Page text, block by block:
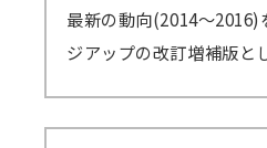
最新の動向(2014～2016)
ジアップの改訂増補版と